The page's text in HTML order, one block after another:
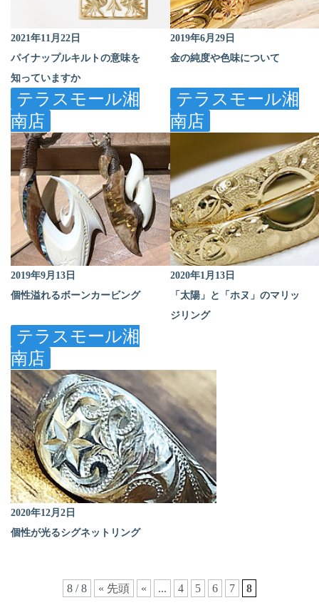
2021年11月22日
パイナップルキルトの意味を
知っていますか
2019年6月29日
金の純度や色味について
テラスモール湘
南店
2019年9月13日
個性溢れるボーンカービング
テラスモール湘
南店
2020年1月13日
「太陽」と「ホヌ」のマリッ
ジリング
テラスモール湘
南店
2020年12月2日
個性が光るシグネットリング
8 / 8 « 先頭 « ... 4 5 6 7 8